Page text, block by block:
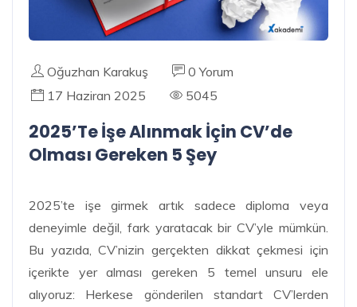
Oğuzhan Karakuş
0 Yorum
17 Haziran 2025
5045
2025’te İşe Alınmak İçin CV’de
Olması Gereken 5 Şey
2025’te işe girmek artık sadece diploma veya
deneyimle değil, fark yaratacak bir CV’yle mümkün.
Bu yazıda, CV’nizin gerçekten dikkat çekmesi için
içerikte yer alması gereken 5 temel unsuru ele
alıyoruz: Herkese gönderilen standart CV’lerden